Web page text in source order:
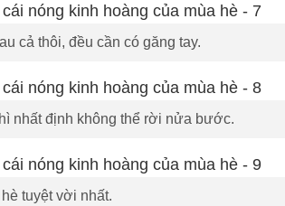
cả thôi, đều cần có găng tay.
nhất định không thể rời nửa bước.
tuyệt vời nhất.